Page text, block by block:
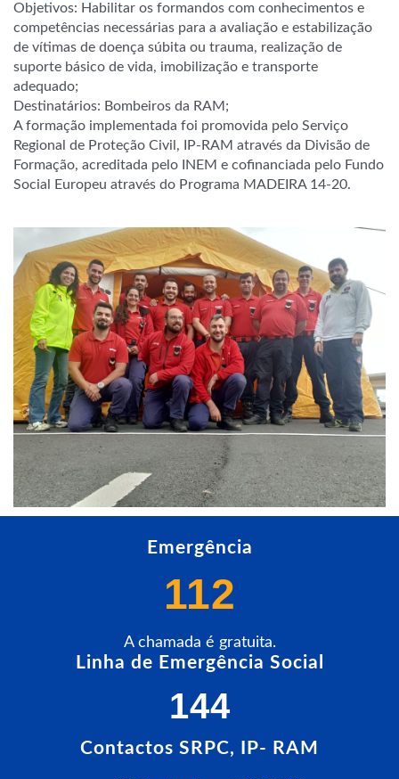
Objetivos: Habilitar os formandos com conhecimentos e
competências necessárias para a avaliação e estabilização
de vítimas de doença súbita ou trauma, realização de
suporte básico de vida, imobilização e transporte
adequado;
Destinatários: Bombeiros da RAM;
A formação implementada foi promovida pelo Serviço
Regional de Proteção Civil, IP-RAM através da Divisão de
Formação, acreditada pelo
INEM e cofinanciada pelo Fundo
Social Europeu através do Programa MADEIRA 14-20.
Emergência
112
A chamada é gratuita.
Linha de Emergência Social
144
Contactos SRPC, IP- RAM